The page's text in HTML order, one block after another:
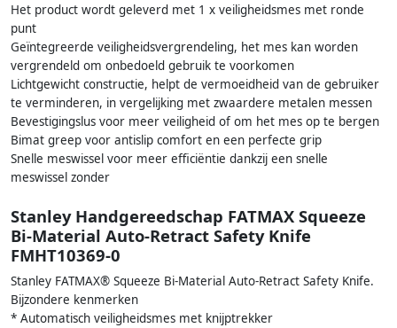
Het product wordt geleverd met 1 x veiligheidsmes met ronde
punt
Geïntegreerde veiligheidsvergrendeling, het mes kan worden
vergrendeld om onbedoeld gebruik te voorkomen
Lichtgewicht constructie, helpt de vermoeidheid van de gebruiker
te verminderen, in vergelijking met zwaardere metalen messen
Bevestigingslus voor meer veiligheid of om het mes op te bergen
Bimat greep voor antislip comfort en een perfecte grip
Snelle meswissel voor meer efficiëntie dankzij een snelle
meswissel zonder
Stanley Handgereedschap FATMAX Squeeze
Bi-Material Auto-Retract Safety Knife
FMHT10369-0
Stanley FATMAX® Squeeze Bi-Material Auto-Retract Safety Knife.
Bijzondere kenmerken
* Automatisch veiligheidsmes met knijptrekker